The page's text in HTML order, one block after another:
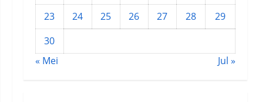
23
24 25 26 27 28
29
30
« Mei
Jul »